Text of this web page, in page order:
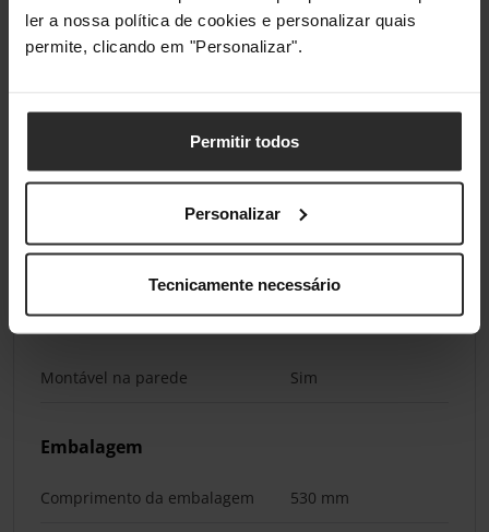
ler a nossa política de cookies e personalizar quais
permite, clicando em "Personalizar".
Permitir todos
Personalizar
Tecnicamente necessário
Peso 3,4 kg
Conteúdo da embalagem
Controlo remoto incluído Sim
Manual Sim
Montável na parede Sim
Embalagem
Comprimento da embalagem 530 mm